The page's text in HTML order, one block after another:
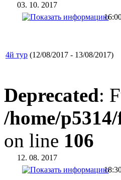
03. 10. 2017
4й тур (12/08/2017 - 13/08/2017)
Deprecated:
/home/
on line 106
12. 08. 2017